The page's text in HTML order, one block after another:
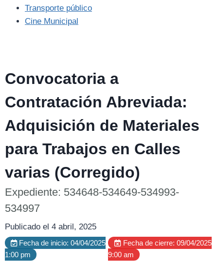
Transporte público
Cine Municipal
Convocatoria a
Contratación Abreviada:
Adquisición de Materiales
para Trabajos en Calles
varias (Corregido)
Expediente: 534648-534649-534993-
534997
Publicado el 4 abril, 2025
Fecha de inicio: 04/04/2025
1:00 pm
Fecha de cierre: 09/04/2025
9:00 am